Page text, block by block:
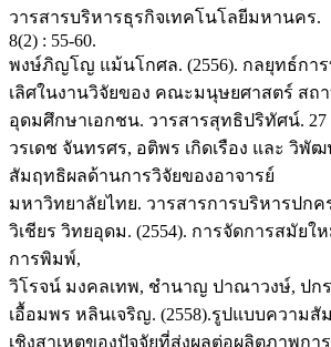
วารสารบริหารธุรกิจเทคโนโลยีมหานคร.
8(2) : 55-60.
พงษ์ภิญโญ แม้นโกศล. (2556). กลยุทธ์กา
เลิศในงานวิจัยของ คณะมนุษยศาสตร์ สถ
อุดมศึกษาเอกชน. วารสารสุทธิปริทัศน์. 27
วรเดช จันทรศร, อติพร เกิดเรือง และ วิพั
สัมฤทธิผลด้านการวิจัยของอาจารย์
มหาวิทยาลัยไทย. วารสารการบริหารปกคร
วิเชียร วิทยอุดม. (2554). การจัดการสมัยใ
การพิมพ์,
วิโรจน์ มงคลเทพ, ชำนาญ ปาณาวงษ์, ปก
เอื้อมพร หลินเจริญ. (2558).รูปแบบความสั
เชิงสาเหตุของปัจจัยที่ส่งผลต่อผลิตภาพกา